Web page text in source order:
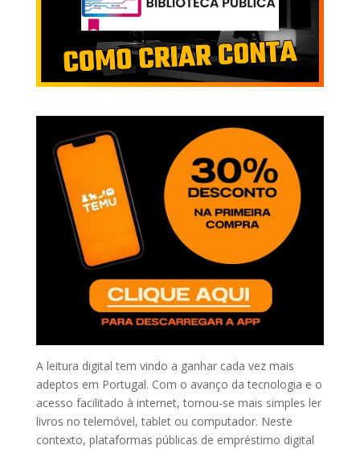
A leitura digital tem vindo a ganhar cada vez mais
adeptos em Portugal. Com o avanço da tecnologia e o
acesso facilitado à internet, tornou-se mais simples ler
livros no telemóvel, tablet ou computador. Neste
contexto, plataformas públicas de empréstimo digital